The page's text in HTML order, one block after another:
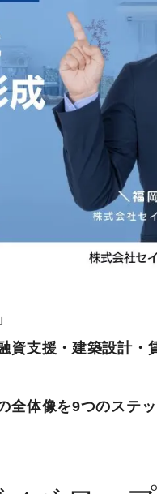
資支援・建築設計・
全体像を9つのステ